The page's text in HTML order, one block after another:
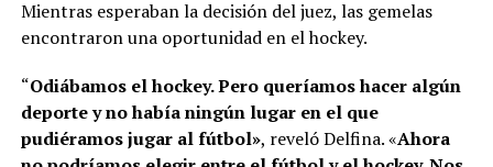
Mientras esperaban la decisión del juez, las gemelas
encontraron una oportunidad en el hockey.
“Odiábamos el hockey. Pero queríamos hacer algún
deporte y no había ningún lugar en el que
pudiéramos jugar al fútbol», reveló Delfina. «Ahora